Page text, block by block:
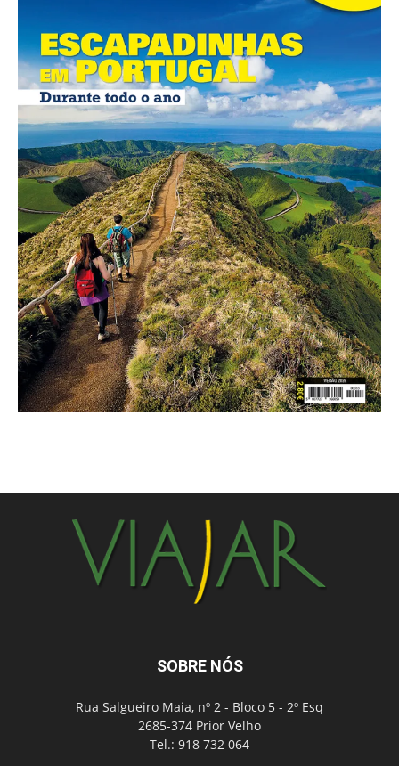
SOBRE NÓS
Rua Salgueiro Maia, nº 2 - Bloco 5 - 2º Esq
2685-374 Prior Velho
Tel.: 918 732 064